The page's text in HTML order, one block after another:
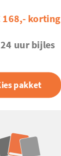
168,- korting
24 uur bijles
pakket